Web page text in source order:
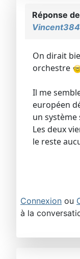
Réponse de
On dirait
orchestre
Il me
européen
un système
Les deux
le reste
Connexion ou
à la